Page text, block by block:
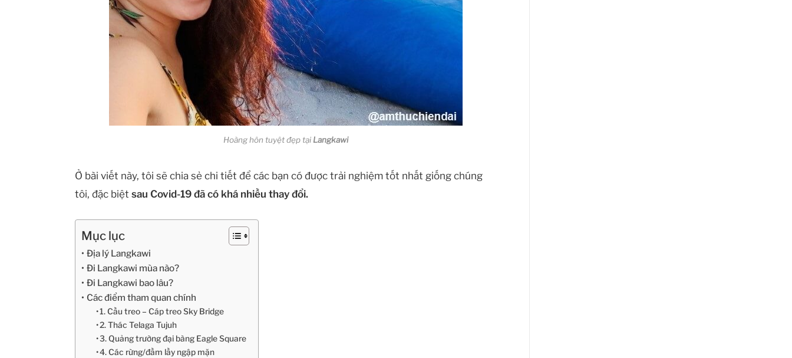
Hoàng hôn tuyệt đẹp tại Langkawi
Ở bài viết này, tôi sẽ chia sẻ chi tiết để các bạn có được trải nghiệm tốt nhất giống chúng
tôi, đặc biệtsau Covid-19 đã có khá nhiều thay đổi.
Mục lục
Địa lý Langkawi
Đi Langkawi mùa nào?
Đi Langkawi bao lâu?
Các điểm tham quan chính
1. Cầu treo – Cáp treo Sky Bridge
2. Thác Telaga Tujuh
3. Quảng trường đại bàng Eagle Square
4. Các rừng/đầm lầy ngập mặn